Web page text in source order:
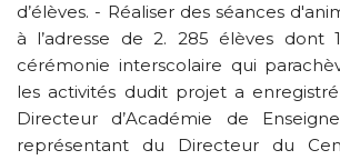
d’élèves. - Réaliser des séances
à l’adresse de 2. 285 élèves dont
cérémonie interscolaire qui
les activités dudit projet a
Directeur d’Académie de
représentant du Directeur du